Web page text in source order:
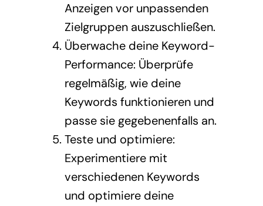
Anzeigen vor unpassenden
Zielgruppen auszuschließen.
Überwache deine Keyword-
Performance: Überprüfe
regelmäßig, wie deine
Keywords funktionieren und
passe sie gegebenenfalls an.
Teste und optimiere:
Experimentiere mit
verschiedenen Keywords
und optimiere deine